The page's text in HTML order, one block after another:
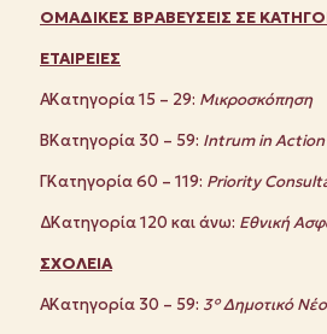
ΟΜΑΔΙΚΕΣ ΒΡΑΒΕΥΣΕΙΣ ΣΕ
ΕΤΑΙΡΕΙΕΣ
Α΄Κατηγορία 15 – 29: Μικροσκόπηση
Β΄Κατηγορία 30 – 59: Intrum inAction
Γ΄Κατηγορία 60 – 119: Priority
Δ΄Κατηγορία 120 και άνω: Εθνική
ΣΧΟΛΕΙΑ
Α΄Κατηγορία 30 – 59: 3° Δημοτικό